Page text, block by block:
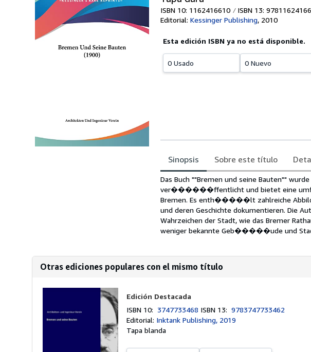
ISBN 10: 1162416610 ISBN 13:
Editorial: Kessinger Publishing, 2010
Esta edición ISBN ya no está disponible.
0 Usado 0 Nuevo
Sinopsis Sobre este título
Sinopsis
Das Buch ""Bremen und seine Bauten""
ver������ffentlicht und bietet eine
Bremen. Es enth�����lt zahlreiche
und deren Geschichte dokumentieren. Die
Wahrzeichen der Stadt, wie das Bremer
weniger bekannte Geb�����ude und
Otras ediciones populares con el mismo título
Edición Destacada
ISBN 10: 3747733468 ISBN 13:9783747733462
Editorial: Inktank Publishing, 2019
Tapa blanda